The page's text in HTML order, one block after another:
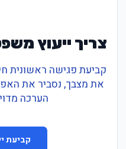
צריך ייעוץ
קביעת פגישה ראשונית
את מצבך, נסביר את
הערכה
קביעת